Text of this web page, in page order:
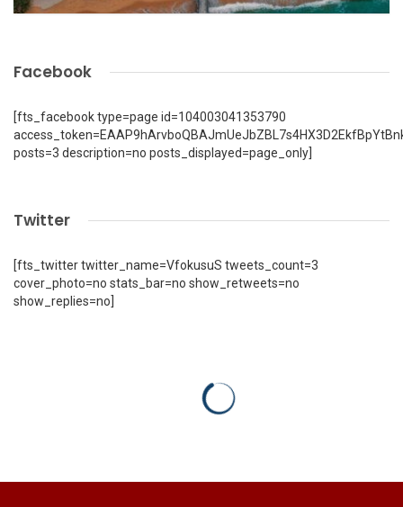
Facebook
[fts_facebook type=page id=104003041353790
posts=3 description=no posts_displayed=page_only]
Twitter
[fts_twitter twitter_name=VfokusuS tweets_count=3
cover_photo=no stats_bar=no show_retweets=no
show_replies=no]